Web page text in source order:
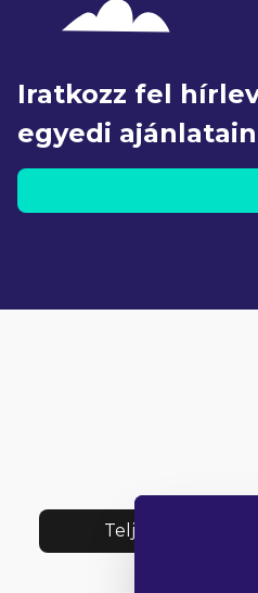
Iratkozz fel
egyedi
Teljes lista